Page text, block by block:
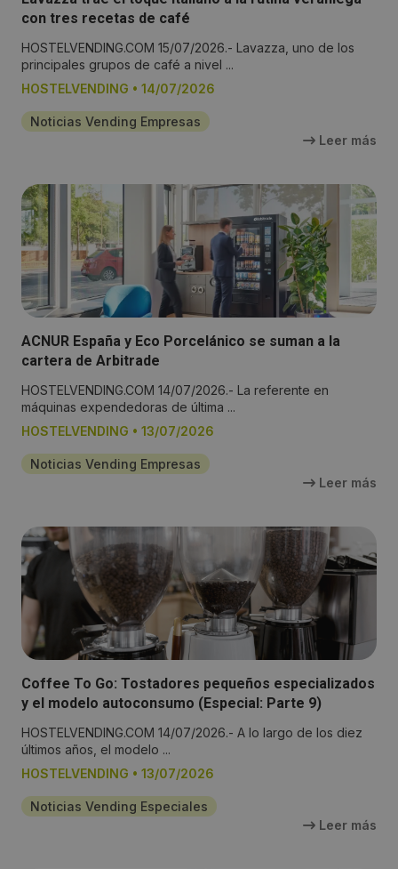
con tres recetas de café
HOSTELVENDING.COM 15/07/2026.- Lavazza, uno de los
principales grupos de café a nivel ...
HOSTELVENDING • 14/07/2026
Noticias Vending Empresas
Leer más
ACNUR España y Eco Porcelánico se suman a la
cartera de Arbitrade
HOSTELVENDING.COM 14/07/2026.- La referente en
máquinas expendedoras de última ...
HOSTELVENDING • 13/07/2026
Noticias Vending Empresas
Leer más
Coffee To Go: Tostadores pequeños especializados
y el modelo autoconsumo (Especial: Parte 9)
HOSTELVENDING.COM 14/07/2026.- A lo largo de los diez
últimos años, el modelo ...
HOSTELVENDING • 13/07/2026
Noticias Vending Especiales
Leer más